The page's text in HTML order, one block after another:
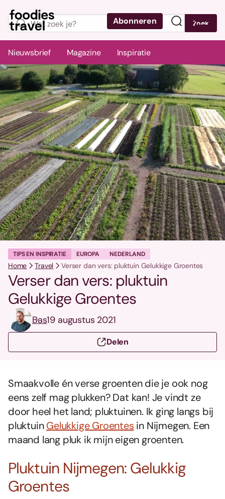
Abonneren Zoek
Nieuwsbrief Magazine Inspiratie
TIPS EN INSPIRATIE EUROPA NEDERLAND
Home Travel Verser dan vers: pluktuin Gelukkige Groentes
Verser dan vers: pluktuin
Gelukkige Groentes
Bas19 augustus 2021
Delen
Smaakvolle én verse groenten die je ook nog
eens zelf mag plukken? Dat kan! Je vindt ze
door heel het land; pluktuinen. Ik ging langs bij
pluktuinGelukkige Groentes in Nijmegen. Een
maand lang pluk ik mijn eigen groenten.
Pluktuin Nijmegen: Gelukkig
Groentes